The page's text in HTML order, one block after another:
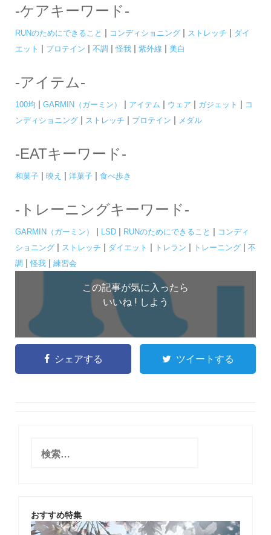
-ケアキーワード-
RUNのためにできること | コンディショニング | ストレッチ | ダイ
エット | プロテイン | 不調 |怪我 | 紫外線 | 美白
-アイテム-
100均 | GARMIN（ガーミン） | アイテム | ウェア | ガジェット | コ
ンディショニング | ストレッチ | プロテイン | メダル
-EATキーワード-
和菓子 | 映え | 洋菓子 | 食べ歩き
-トレーニングキーワード-
GARMIN（ガーミン） | LSD | RUNのためにできること | コンディ
ショニング | ストレッチ | ダイエット | トレラン | トレーニング | 不
調 |怪我 | 練習会
この記事が気に入ったら
いいね ! しよう
シェアする ツイートする
おすすめ特集